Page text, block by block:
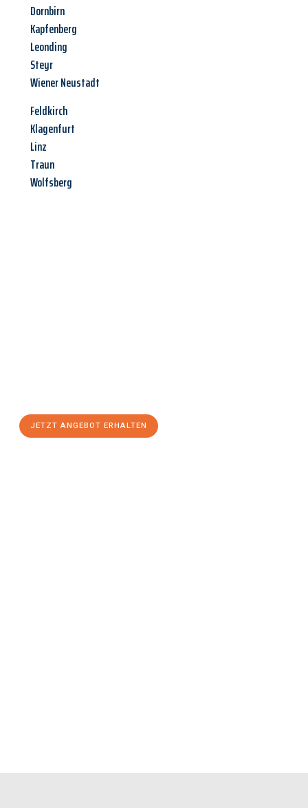
Dornbirn
Kapfenberg
Leonding
Steyr
Wiener Neustadt
Feldkirch
Klagenfurt
Linz
Traun
Wolfsberg
JETZT ANGEBOT ERHALTEN